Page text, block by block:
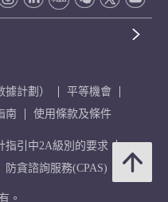
計劃）
平等機會
南 使用條款及條件
指引中2A級別的要求
防貪諮詢服務(CPAS)
。